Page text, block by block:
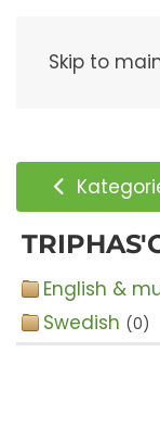
Skip to
English &
Swedish (0)